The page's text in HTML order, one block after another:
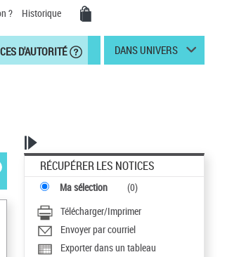
? Historique
D'AUTORITÉ DANS UNIVERS
RÉCUPÉRER LES NOTICES
Ma sélection (0)
Télécharger/Imprimer
Envoyer par courriel
Exporter dans un tableau